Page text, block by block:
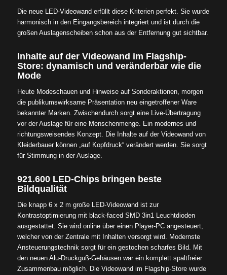
Die neue LED-Videowand erfüllt diese Kriterien perfekt. Sie wurde
harmonisch in den Eingangsbereich integriert und ist durch die
großen Auslagenscheiben schon aus der Entfernung gut sichtbar.
Inhalte auf der Videowand im Flagship-
Store: dynamisch und veränderbar wie die
Mode
Heute Modeschauen und Hinweise auf Sonderaktionen, morgen
die publikumswirksame Präsentation neu eingetroffener Ware
bekannter Marken. Zwischendurch sorgt eine Live-Übertragung
vor der Auslage für eine Menschenmenge. Ein modernes und
richtungsweisendes Konzept. Die Inhalte auf der Videowand von
Kleiderbauer können „auf Kopfdruck“ verändert werden. Sie sorgt
für Stimmung in der Auslage.
921.600 LED-Chips bringen beste
Bildqualität
Die knapp 6 x 2 m große LED-Videowand ist zur
Kontrastoptimierung mit black-faced SMD 3in1 Leuchtdioden
ausgestattet. Sie wird online über einen Player-PC angesteuert,
welcher von der Zentrale mit Inhalten versorgt wird. Modernste
Ansteuerungstechnik sorgt für ein gestochen scharfes Bild. Mit
den neuen Alu-Druckguß-Gehäusen war ein komplett spaltfreier
Zusammenbau möglich. Die Videowand im Flagship-Store wurde